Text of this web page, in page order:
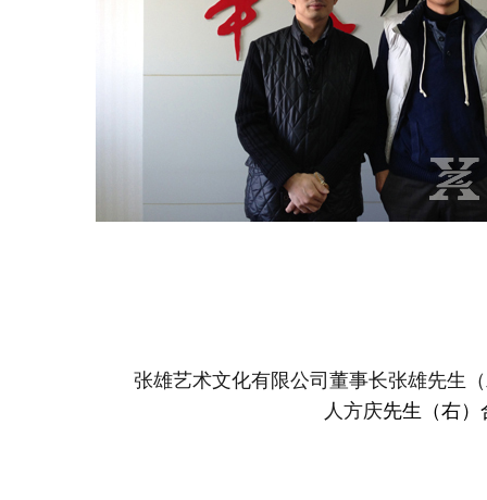
张雄艺术文化有限公司董事长张雄先生
人方庆先生（右）